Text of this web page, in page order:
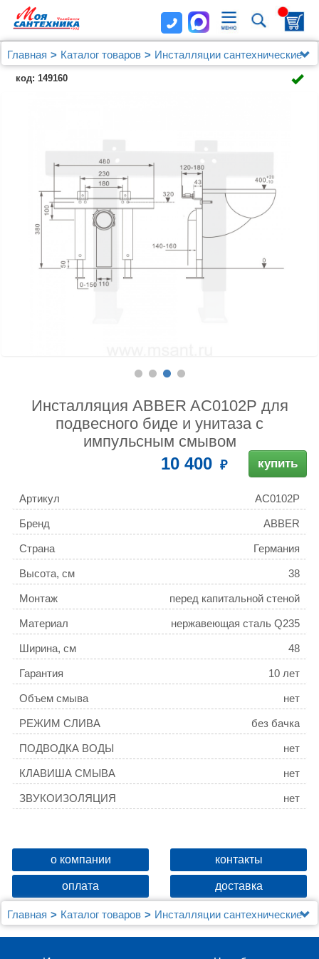
Главная Каталог товаров
Инсталляции сантехнические
Инсталляция ABBER AC0102P для подвесного биде
и унитаза с импульсным смывом
код: 149160
Инсталляция ABBER AC0102P для
подвесного биде и унитаза с
импульсным смывом
10 400 купить
Артикул AC0102P
Бренд ABBER
Страна Германия
Высота, см 38
Монтаж перед капитальной стеной
Материал
нержавеющая сталь Q235
повышенной прочности
Ширина, см
48
Гарантия 10 лет
Объем смыва нет
РЕЖИМ СЛИВА без бачка
ПОДВОДКА ВОДЫ нет
КЛАВИША СМЫВА нет
ЗВУКОИЗОЛЯЦИЯ нет
о компании контакты
оплата доставка
Главная Каталог товаров
Инсталляции сантехнические
Инсталляция ABBER AC0102P для подвесного биде